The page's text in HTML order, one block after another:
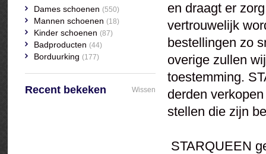
en draagt er
vertrouwelijk
bestellingen zo
overige zullen
toestemming.
derden
stellen die zijn
STARQUEEN
Dames schoenen (550)
Mannen schoenen (18)
Kinder schoenen (87)
Badproducten (44)
Borduurking (177)
Recent bekeken Wissen